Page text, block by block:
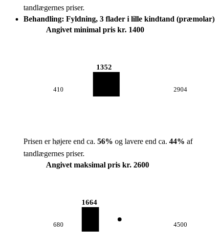
tandlægernes priser.
Behandling: Fyldning, 3 flader i lille kindtand (præmolar)
Angivet minimal pris kr. 1400
410
1352
2904
Prisen er højere end ca. 56% og lavere end ca. 44% af
tandlægernes priser.
Angivet maksimal pris kr. 2600
680
1664
4500